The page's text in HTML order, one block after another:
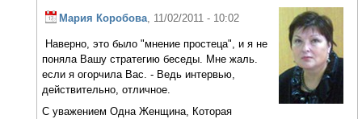
Мария Коробова , 11/02/2011 - 10:02
Наверно, это было "мнение простеца", и я не
поняла Вашу стратегию беседы. Мне жаль.
если я огорчила Вас. - Ведь интервью,
действительно, отличное.
С уважением Одна Женщина, Которая